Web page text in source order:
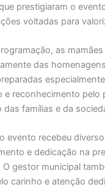
prestigiaram o
voltadas para
as
das
e reconhecimento pelo
famílias e da
evento recebeu
e dedicação na
gestor municipal
carinho e atenção